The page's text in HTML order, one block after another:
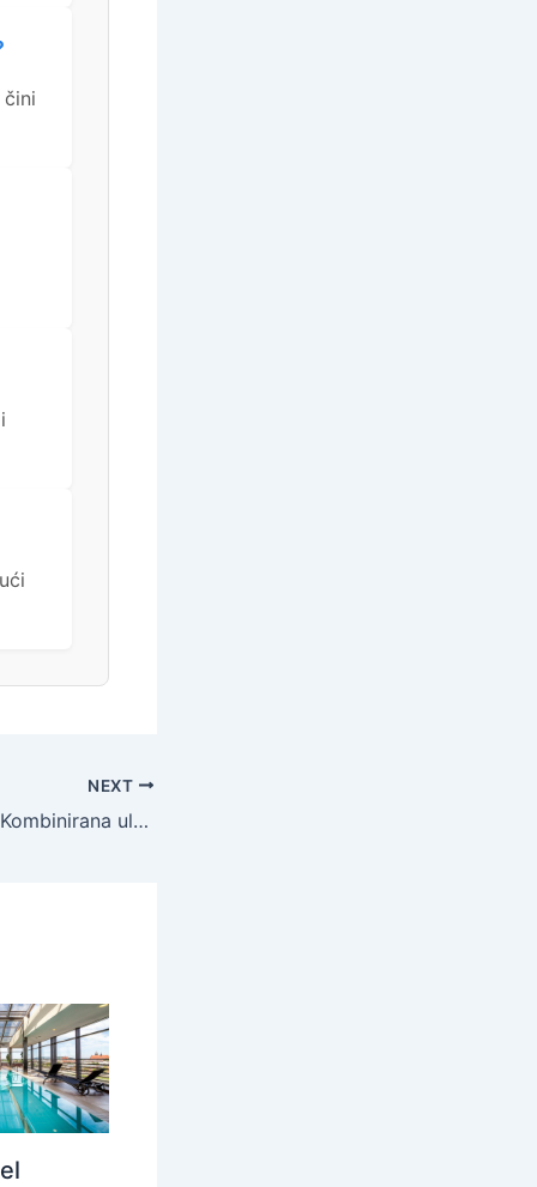
NEXT
Gardaland Park – Kombinirana ulaznica Gardaland Park + Sea life Aquarium, Castelnuovo del Garda, Italija – 60 EUR – 1x kombinirana ulaznica Gardaland Park + Sea life Aquarium za osobe iznad 90 cm (ulaznica se može iskoristiti dva dana zaredom), Besplatan ulaz za djecu manju od 90 cm – Akcija